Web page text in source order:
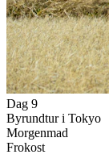
Dag 9
Byrundtur i Tokyo
Morgenmad
Frokost